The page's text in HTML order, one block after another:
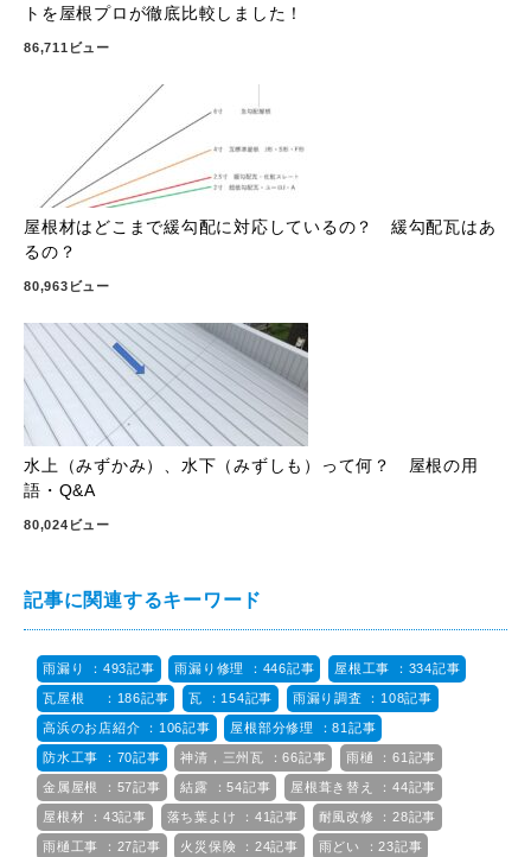
トを屋根プロが徹底比較しました！
86,711ビュー
屋根材はどこまで緩勾配に対応しているの？ 緩勾配瓦はあ
るの？
80,963ビュー
水上（みずかみ）、水下（みずしも）って何？ 屋根の用
語・Q&A
80,024ビュー
記事に関連するキーワード
雨漏り ：493記事 雨漏り修理 ：446記事 屋根工事 ：334記事
瓦屋根 ：186記事 瓦 ：154記事 雨漏り調査 ：108記事
高浜のお店紹介 ：106記事 屋根部分修理 ：81記事
防水工事 ：70記事 神清，三州瓦 ：66記事 雨樋 ：61記事
金属屋根 ：57記事 結露 ：54記事 屋根葺き替え ：44記事
屋根材 ：43記事 落ち葉よけ ：41記事 耐風改修 ：28記事
雨樋工事 ：27記事 火災保険 ：24記事 雨どい ：23記事